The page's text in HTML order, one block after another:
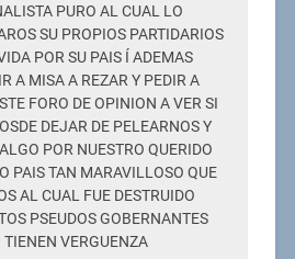
PURO AL CUAL LO
SU PROPIOS PARTIDARIOS
POR SU PAIS Í ADEMAS
A MISA A REZAR Y PEDIR A
FORO DE OPINION A VER SI
DEJAR DE PELEARNOS Y
POR NUESTRO QUERIDO
PAIS TAN MARAVILLOSO QUE
AL CUAL FUE DESTRUIDO
PSEUDOS GOBERNANTES
TIENEN VERGUENZA